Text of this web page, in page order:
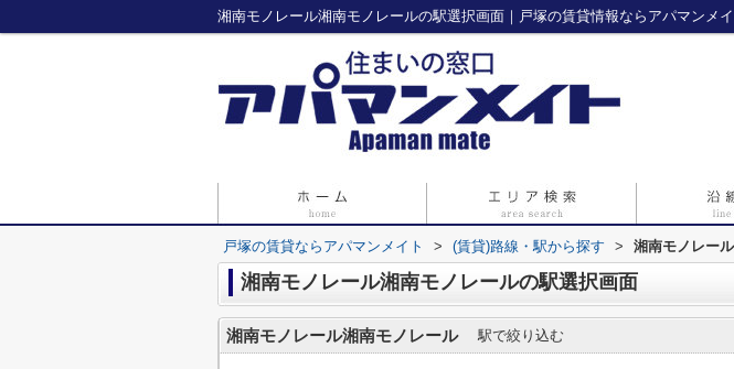
湘南モノレール湘南モノレールの駅選択画面｜戸塚の賃貸情報ならアパマンメ
戸塚の賃貸ならアパマンメイト > (賃貸)路線・駅から探す > 湘南モノレー
湘南モノレール湘南モノレールの駅選択画面
湘南モノレール湘南モノレール 駅で絞り込む